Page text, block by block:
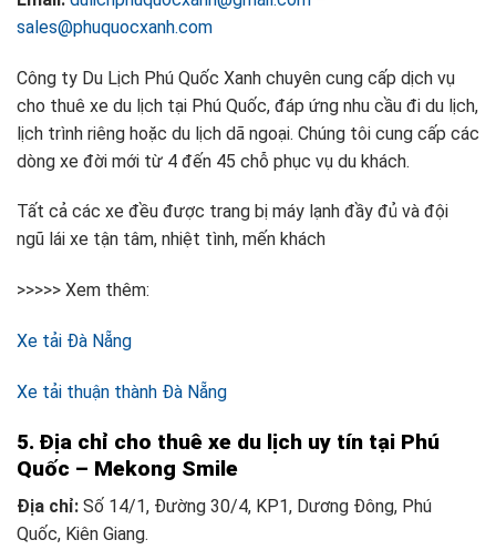
sales@phuquocxanh.com
Công ty Du Lịch Phú Quốc Xanh chuyên cung cấp dịch vụ
cho thuê xe du lịch tại Phú Quốc, đáp ứng nhu cầu đi du lịch,
lịch trình riêng hoặc du lịch dã ngoại. Chúng tôi cung cấp các
dòng xe đời mới từ 4 đến 45 chỗ phục vụ du khách.
Tất cả các xe đều được trang bị máy lạnh đầy đủ và đội
ngũ lái xe tận tâm, nhiệt tình, mến khách
>>>>> Xem thêm:
Xe tải Đà Nẵng
Xe tải thuận thành Đà Nẵng
5. Địa chỉ cho thuê xe du lịch uy tín tại Phú
Quốc – Mekong Smile
Địa chỉ: Số 14/1, Đường 30/4, KP1, Dương Đông, Phú
Quốc, Kiên Giang.